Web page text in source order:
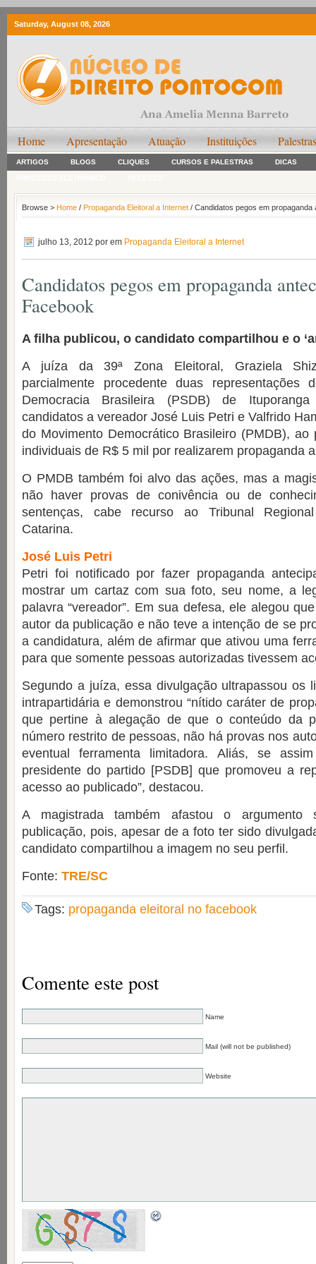
Saturday, August 08, 2026
Home Apresentação Atuação Instituições Palestras
ARTIGOS BLOGS CLIQUES CURSOS E PALESTRAS DICAS
Browse > Home / Propaganda Eleitoral a Internet / Candidatos pegos em propaganda
julho 13, 2012 por em Propaganda Eleitoral a Internet
Candidatos pegos em propaganda
Facebook
A filha publicou, o candidato compartilhou e o
A juíza da 39ª Zona Eleitoral, Graziela
parcialmente procedente duas representações
Democracia Brasileira (PSDB) de
candidatos a vereador José Luis Petri e Valfrido
do Movimento Democrático Brasileiro (PMDB), ao
individuais de R$ 5 mil por realizarem propaganda
O PMDB também foi alvo das ações, mas a
não haver provas de conivência ou de
sentenças, cabe recurso ao Tribunal
Catarina.
José Luis Petri
Petri foi notificado por fazer propaganda
mostrar um cartaz com sua foto, seu nome, a
palavra “vereador”. Em sua defesa, ele alegou
autor da publicação e não teve a intenção de se
a candidatura, além de afirmar que ativou uma
para que somente pessoas autorizadas tivessem
Segundo a juíza, essa divulgação ultrapassou os
intrapartidária e demonstrou “nítido caráter de
que pertine à alegação de que o conteúdo da
número restrito de pessoas, não há provas nos
eventual ferramenta limitadora. Aliás, se
presidente do partido [PSDB] que promoveu a
acesso ao publicado”, destacou.
A magistrada também afastou o
publicação, pois, apesar de a foto ter sido
candidato compartilhou a imagem no seu perfil.
Fonte: TRE/SC
Tags: propaganda eleitoral no facebook
Comente este post
Name
Mail (will not be published)
Website